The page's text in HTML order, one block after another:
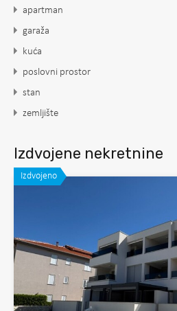
apartman
garaža
kuća
poslovni prostor
stan
zemljište
Izdvojene nekretnine
Izdvojeno